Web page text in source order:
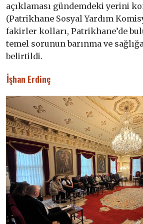
açıklaması gündemdeki yerini
(Patrikhane Sosyal Yardım
fakirler kolları, Patrikhane’de
temel sorunun barınma ve
belirtildi.
İşhan Erdinç